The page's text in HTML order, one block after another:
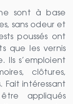
sont à base
sans odeur et
poussés ont
que les vernis
Ils s’emploient
clôtures,
Fait intéressant
appliqués